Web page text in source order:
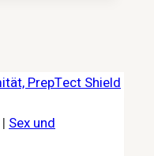
| Sex und